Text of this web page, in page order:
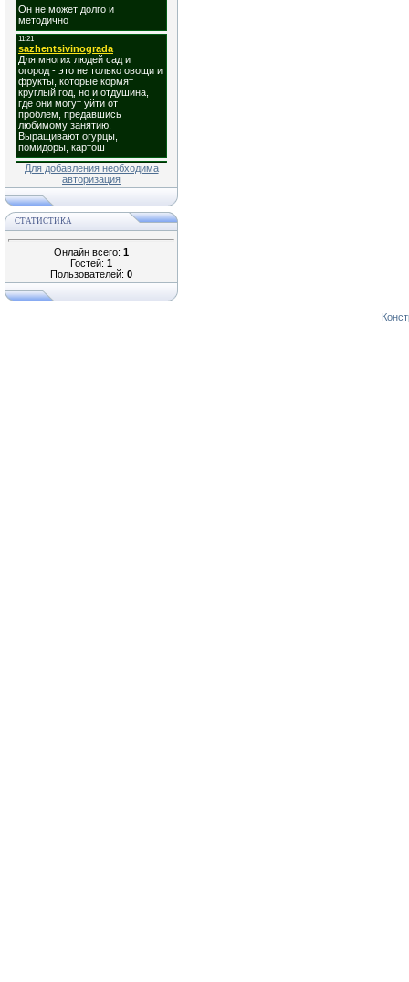
Для добавления необходима
авторизация
СТАТИСТИКА
Онлайн всего: 1
Гостей: 1
Пользователей: 0